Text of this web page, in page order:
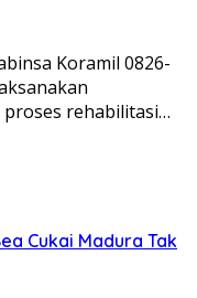
Koramil 0826-
rehabilitasi…
Cukai Madura Tak